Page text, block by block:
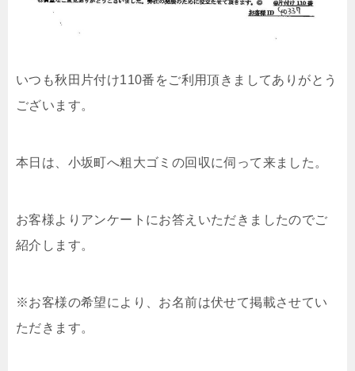
いつも秋田片付け110番をご利用頂きましてありがとう
ございます。
本日は、小坂町へ粗大ゴミの回収に伺って来ました。
お客様よりアンケートにお答えいただきましたのでご
紹介します。
※お客様の希望により、お名前は伏せて掲載させてい
ただきます。